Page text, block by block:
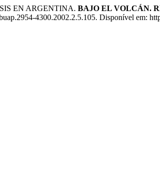
EN ARGENTINA. BAJO EL VOLCÁN.
4300.2002.2.5.105. Disponível em: